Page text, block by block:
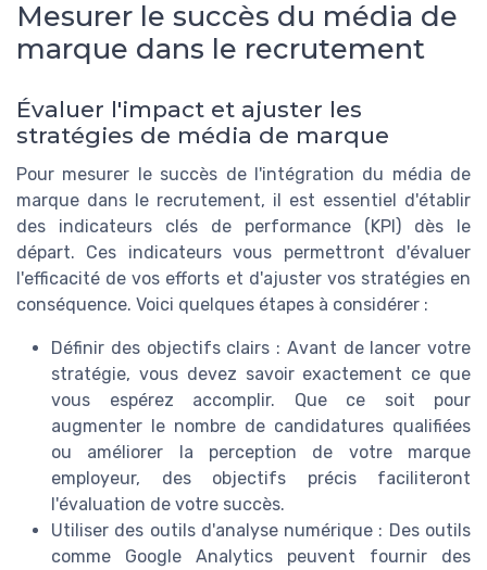
Mesurer le succès du média de
marque dans le recrutement
Évaluer l'impact et ajuster les
stratégies de média de marque
Pour mesurer le succès de l'intégration du média de
marque dans le recrutement, il est essentiel d'établir
des indicateurs clés de performance (KPI) dès le
départ. Ces indicateurs vous permettront d'évaluer
l'efficacité de vos efforts et d'ajuster vos stratégies en
conséquence. Voici quelques étapes à considérer :
Définir des objectifs clairs : Avant de lancer votre
stratégie, vous devez savoir exactement ce que
vous espérez accomplir. Que ce soit pour
augmenter le nombre de candidatures qualifiées
ou améliorer la perception de votre marque
employeur, des objectifs précis faciliteront
l'évaluation de votre succès.
Utiliser des outils d'analyse numérique : Des outils
comme Google Analytics peuvent fournir des